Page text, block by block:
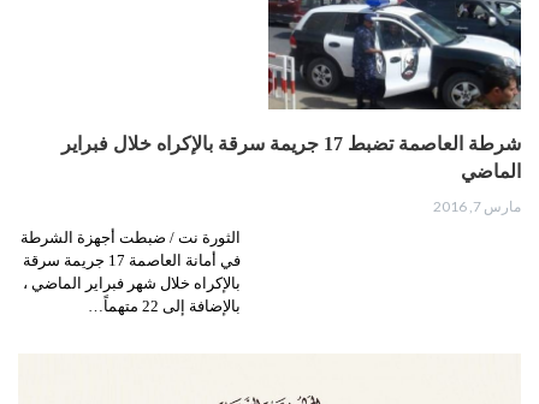
شرطة العاصمة تضبط 17 جريمة سرقة بالإكراه خلال فبراير
الماضي
مارس 7, 2016
الثورة نت / ضبطت أجهزة الشرطة
في أمانة العاصمة 17 جريمة سرقة
بالإكراه خلال شهر فبراير الماضي ،
بالإضافة إلى 22 متهماً…